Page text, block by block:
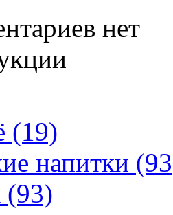
нет
(19)
напитки
(93)